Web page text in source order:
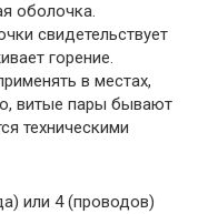
оболочка.
свидетельствует
горение.
в местах,
витые пары бывают
техническими
или 4 (проводов)